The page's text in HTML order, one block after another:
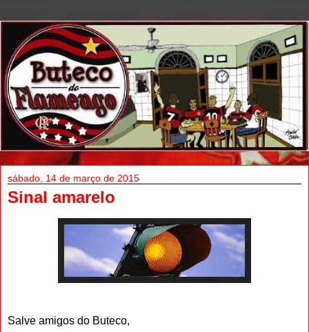
sábado, 14 de março de 2015
Sinal amarelo
Salve amigos do Buteco,